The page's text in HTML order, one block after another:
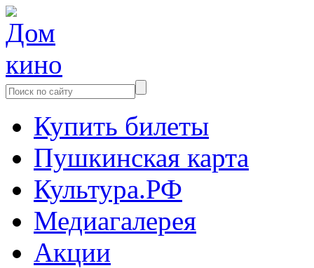
Купить билеты
Пушкинская карта
Культура.РФ
Медиагалерея
Акции